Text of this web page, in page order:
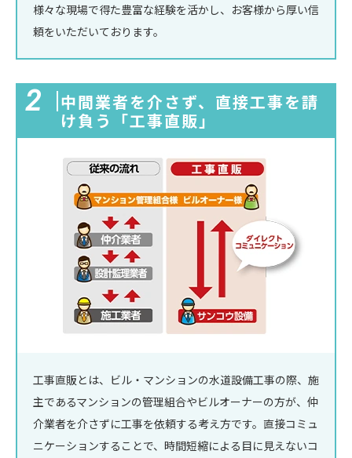
様々な現場で得た豊富な経験を活かし、お客様から厚い信
頼をいただいております。
2
中間業者を介さず、直接工事を請
け負う 「工事直販」
工事直販とは、ビル・マンションの水道設備工事の際、施
主であるマンションの管理組合やビルオーナーの方が、仲
介業者を介さずに工事を依頼する考え方です。直接コミュ
ニケーションすることで、時間短縮による目に見えないコ